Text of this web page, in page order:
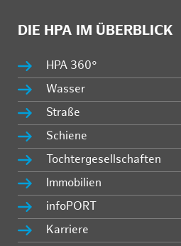
DIE HPA IM ÜBERBLICK
HPA 360°
Wasser
Straße
Schiene
Tochtergesellschaften
Immobilien
infoPORT
Karriere